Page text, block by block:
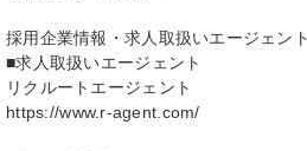
採用企業情報・求人取扱いエージェント
■求人取扱いエージェント
リクルートエージェント
https://www.r-agent.com/